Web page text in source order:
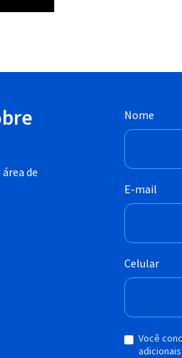
de
Nome
E-mail
Celular
Você